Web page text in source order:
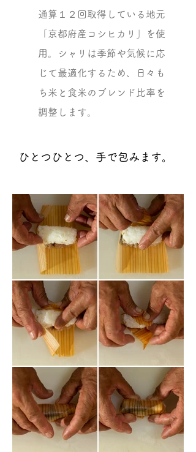
通算１２回取得している地元
「京都府産コシヒカリ」を使
用。シャリは季節や気候に応
じて最適化するため、日々も
ち米と食米のブレンド比率を
調整します。
ひとつひとつ、手で包みます。